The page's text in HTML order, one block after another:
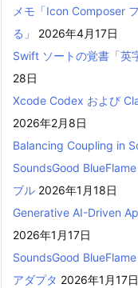
メモ「Icon Composer
る」
2026年4月17日
Swift ソートの覚書「英
28日
Xcode Codex および
2026年2月8日
Balancing Coupling in
SoundsGood
ブル 2026年1月18日
Generative AI-Driven
2026年1月17日
SoundsGood
アダプタ 2026年1月17日